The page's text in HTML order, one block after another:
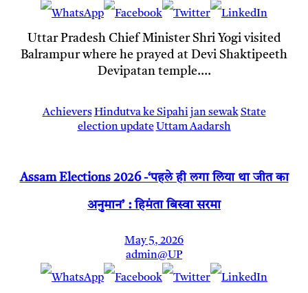
Uttar Pradesh Chief Minister Shri Yogi visited
Balrampur where he prayed at Devi Shaktipeeth
Devipatan temple.…
Achievers Hindutva ke Sipahi jan sewak State
election update Uttam Aadarsh
Assam Elections 2026 -‘पहले ही लगा लिया था जीत का
अनुमान’ : हिमंता बिस्वा सरमा
May 5, 2026
admin@UP